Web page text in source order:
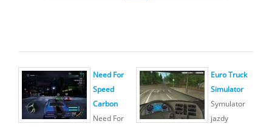
Need For
Speed
Carbon
Need For
Euro Truck
Simulator
Symulator
jazdy